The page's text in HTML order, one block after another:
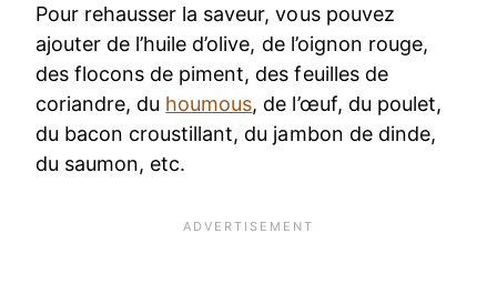
Pour rehausser la saveur, vous pouvez
ajouter de l’huile d’olive, de l’oignon rouge,
des flocons de piment, des feuilles de
coriandre, du houmous, de l’œuf, du poulet,
du bacon croustillant, du jambon de dinde,
du saumon, etc.